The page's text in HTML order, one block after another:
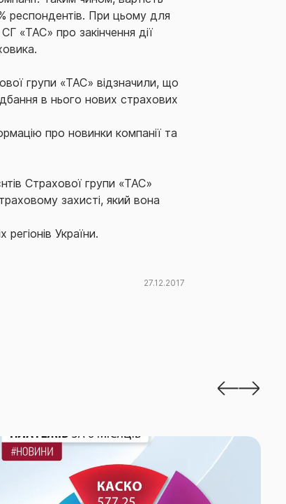
респондентів. При цьому для
«ТАС» про закінчення дії
групи «ТАС» відзначили, що
в нього нових страхових
про новинки компанії та
Страхової групи «ТАС»
захисті, який вона
України.
27.12.2017